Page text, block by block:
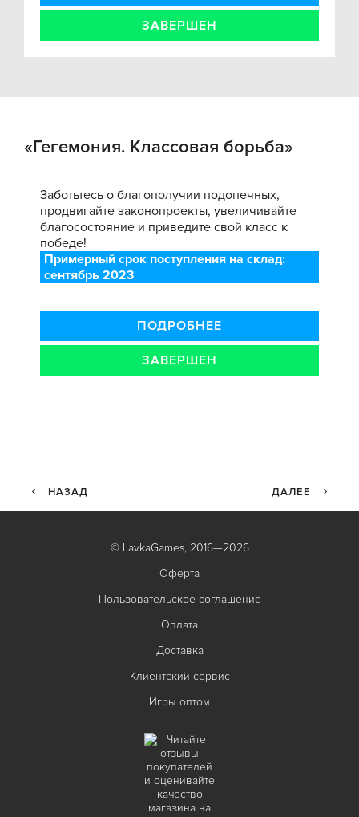
ЗАВЕРШЕН
«Гегемония. Классовая борьба»
Заботьтесь о благополучии подопечных,
продвигайте законопроекты, увеличивайте
благосостояние и приведите свой класс к
победе!
Примерный срок поступления на склад:
сентябрь 2023
ПОДРОБНЕЕ
ЗАВЕРШЕН
НАЗАД ДАЛЕЕ
© LavkaGames, 2016—2026
Оферта
Пользовательское соглашение
Оплата
Доставка
Клиентский сервис
Игры оптом